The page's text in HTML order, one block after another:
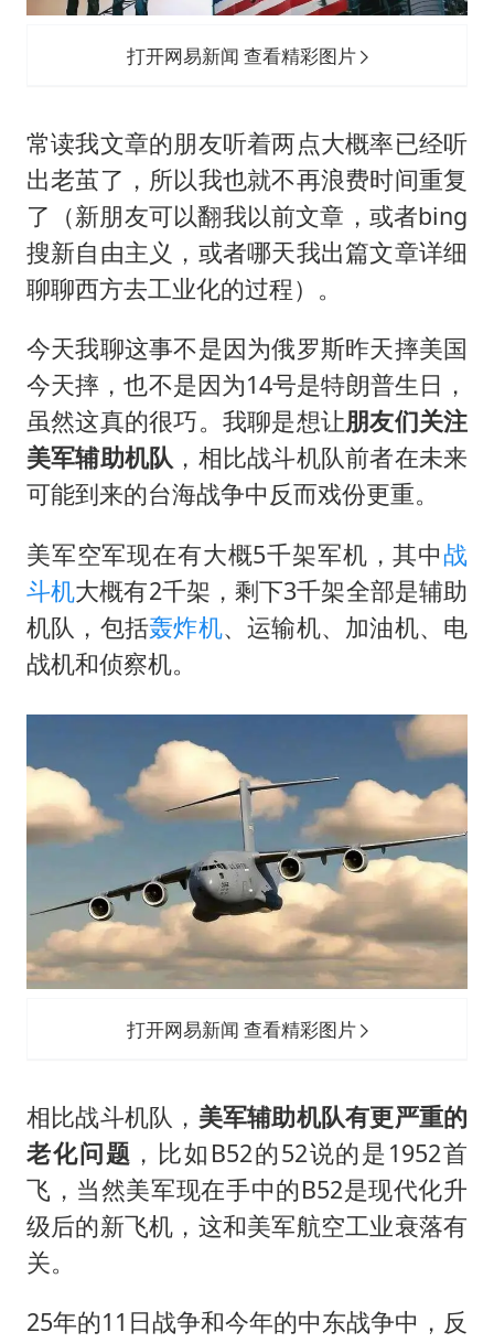
打开网易新闻 查看精彩图片
常读我文章的朋友听着两点大概率已经听
出老茧了，所以我也就不再浪费时间重复
了（新朋友可以翻我以前文章，或者bing
搜新自由主义，或者哪天我出篇文章详细
聊聊西方去工业化的过程）。
今天我聊这事不是因为俄罗斯昨天摔美国
今天摔，也不是因为14号是特朗普生日，
虽然这真的很巧。我聊是想让朋友们关注
美军辅助机队 ，相比战斗机队前者在未来
可能到来的台海战争中反而戏份更重。
美军空军现在有大概5千架军机，其中战
斗机大概有2千架，剩下3千架全部是辅助
机队，包括轰炸机、运输机、加油机、电
战机和侦察机。
打开网易新闻 查看精彩图片
相比战斗机队， 美军辅助机队有更严重的
老化问题 ，比如B52的52说的是1952首
飞，当然美军现在手中的B52是现代化升
级后的新飞机，这和美军航空工业衰落有
关。
25年的11日战争和今年的中东战争中，反